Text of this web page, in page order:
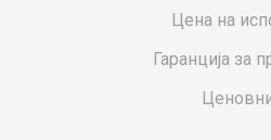
Цена на
Гаранција за